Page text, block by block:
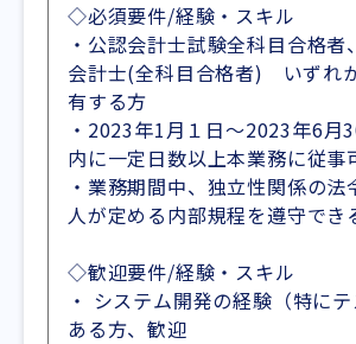
◇必須要件/経験・スキル
・公認会計士試験全科目合格者
会計士(全科目合格者) いずれ
有する方
・2023年1月１日～2023年6月
内に一定日数以上本業務に従事
・業務期間中、独立性関係の法
人が定める内部規程を遵守でき
◇歓迎要件/経験・スキル
・ システム開発の経験（特に
ある方、歓迎